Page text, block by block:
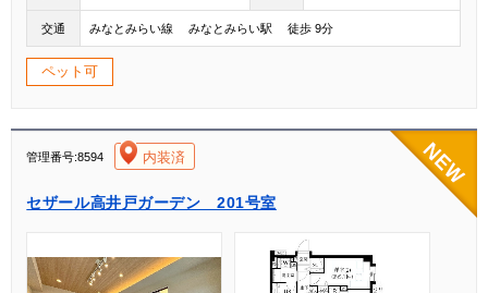
交通 みなとみらい線 みなとみらい駅 徒歩 9分
ペット可
管理番号:8594 内装済
セザール高井戸ガーデン 201号室
[004]